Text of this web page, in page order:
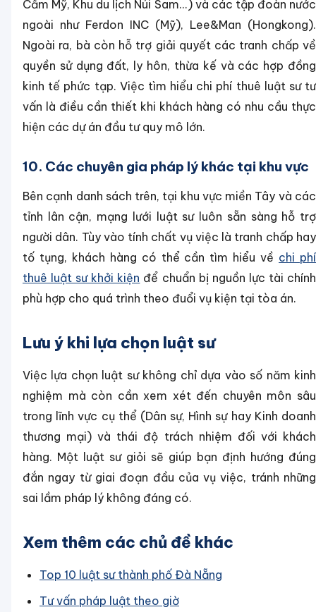
Cẩm Mỹ, Khu du lịch Núi Sam...) và các tập đoàn nước
ngoài như Ferdon INC (Mỹ), Lee&Man (Hongkong).
Ngoài ra, bà còn hỗ trợ giải quyết các tranh chấp về
quyền sử dụng đất, ly hôn, thừa kế và các hợp đồng
kinh tế phức tạp. Việc tìm hiểu chi phí thuê luật sư tư
vấn là điều cần thiết khi khách hàng có nhu cầu thực
hiện các dự án đầu tư quy mô lớn.
10. Các chuyên gia pháp lý khác tại khu vực
Bên cạnh danh sách trên, tại khu vực miền Tây và các
tỉnh lân cận, mạng lưới luật sư luôn sẵn sàng hỗ trợ
người dân. Tùy vào tính chất vụ việc là tranh chấp hay
tố tụng, khách hàng có thể cần tìm hiểu về chi phí
thuê luật sư khởi kiện để chuẩn bị nguồn lực tài chính
phù hợp cho quá trình theo đuổi vụ kiện tại tòa án.
Lưu ý khi lựa chọn luật sư
Việc lựa chọn luật sư không chỉ dựa vào số năm kinh
nghiệm mà còn cần xem xét đến chuyên môn sâu
trong lĩnh vực cụ thể (Dân sự, Hình sự hay Kinh doanh
thương mại) và thái độ trách nhiệm đối với khách
hàng. Một luật sư giỏi sẽ giúp bạn định hướng đúng
đắn ngay từ giai đoạn đầu của vụ việc, tránh những
sai lầm pháp lý không đáng có.
Xem thêm các chủ đề khác
Top 10 luật sư thành phố Đà Nẵng
Tư vấn pháp luật theo giờ